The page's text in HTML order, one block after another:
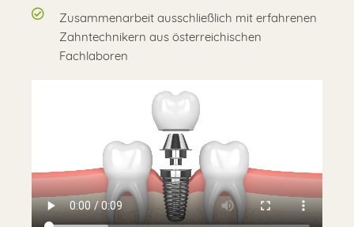
Zusammenarbeit ausschließlich mit erfahrenen
Zahntechnikern aus österreichischen
Fachlaboren